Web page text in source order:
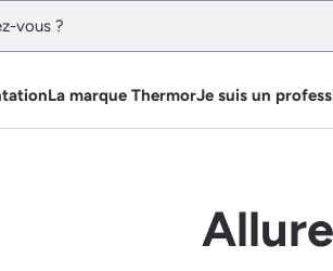
La marque ThermorJe suis un